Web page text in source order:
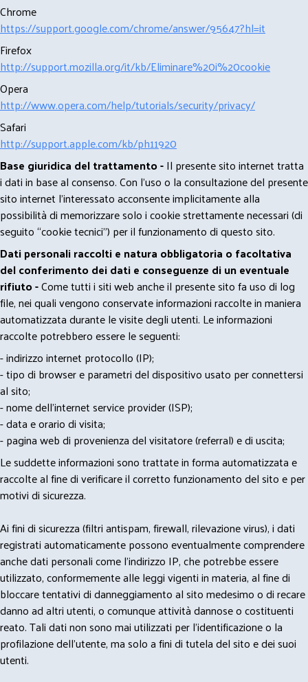
Chrome
https://support.google.com/chrome/answer/95647?hl=it
Firefox
http://support.mozilla.org/it/kb/Eliminare%20i%20cookie
Opera
http://www.opera.com/help/tutorials/security/privacy/
Safari
http://support.apple.com/kb/ph11920
Base giuridica del trattamento -Il presente sito internet tratta
i dati in base al consenso. Con l'uso o la consultazione del presente
sito internet l’interessato acconsente implicitamente alla
possibilità di memorizzare solo i cookie strettamente necessari (di
seguito “cookie tecnici”) per il funzionamento di questo sito.
Dati personali raccolti e natura obbligatoria o facoltativa
del conferimento dei dati e conseguenze di un eventuale
rifiuto -Come tutti i siti web anche il presente sito fa uso di log
file, nei quali vengono conservate informazioni raccolte in maniera
automatizzata durante le visite degli utenti. Le informazioni
raccolte potrebbero essere le seguenti:
- indirizzo internet protocollo (IP);
- tipo di browser e parametri del dispositivo usato per connettersi
al sito;
- nome dell'internet service provider (ISP);
- data e orario di visita;
- pagina web di provenienza del visitatore (referral) e di uscita;
Le suddette informazioni sono trattate in forma automatizzata e
raccolte al fine di verificare il corretto funzionamento del sito e per
motivi di sicurezza.
Ai fini di sicurezza (filtri antispam, firewall, rilevazione virus), i dati
registrati automaticamente possono eventualmente comprendere
anche dati personali come l'indirizzo IP, che potrebbe essere
utilizzato, conformemente alle leggi vigenti in materia, al fine di
bloccare tentativi di danneggiamento al sito medesimo o di recare
danno ad altri utenti, o comunque attività dannose o costituenti
reato. Tali dati non sono mai utilizzati per l'identificazione o la
profilazione dell'utente, ma solo a fini di tutela del sito e dei suoi
utenti.